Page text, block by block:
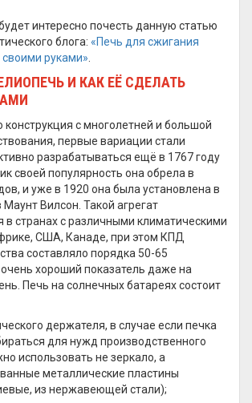
интересно почесть данную статью
блога: «Печь для сжигания
руками»
И КАК ЕЁ СДЕЛАТЬ
конструкция с многолетней и большой
первые вариации стали
разрабатываться ещё в 1767 году
своей популярность она обрела в
и уже в 1920 она была установлена в
Вилсон. Такой агрегат
в странах с различными климатическими
США, Канаде, при этом КПД
составляло порядка 50-65
хороший показатель даже на
Печь на солнечных батареях состоит
держателя, в случае если печка
для нужд производственного
использовать не зеркало, а
металлические пластины
из нержавеющей стали);